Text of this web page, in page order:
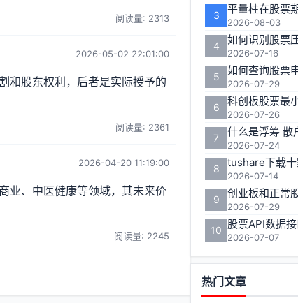
阅读量: 2313
2026-05-02 22:01:00
和股东权利，后者是实际授予的
阅读量: 2361
2026-04-20 11:19:00
业、中医健康等领域，其未来价
阅读量: 2245
3
2026-08-03
4
2026-07-16
5 如何查询股票
2026-07-29
6 科创板股票最
2026-07-26
7
2026-07-24
8
2026-07-14
9 创业板和正常
2026-07-29
10
2026-07-07
热门文章